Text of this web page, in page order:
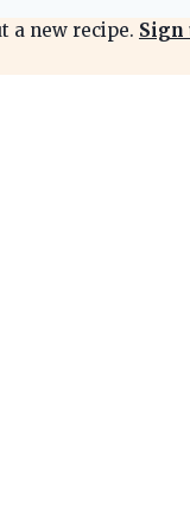
a new recipe. Sign